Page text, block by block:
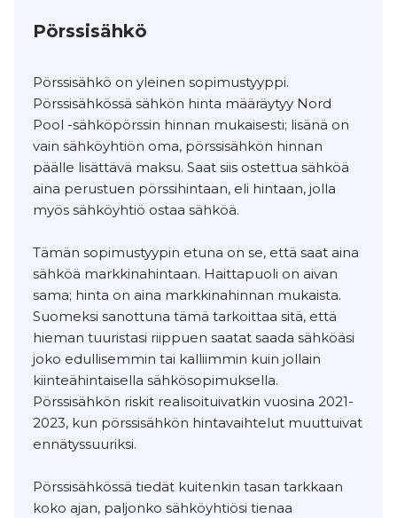
Pörssisähkö
Pörssisähkö on yleinen sopimustyyppi.
Pörssisähkössä sähkön hinta määräytyy Nord
Pool -sähköpörssin hinnan mukaisesti; lisänä on
vain sähköyhtiön oma, pörssisähkön hinnan
päälle lisättävä maksu. Saat siis ostettua sähköä
aina perustuen pörssihintaan, eli hintaan, jolla
myös sähköyhtiö ostaa sähköä.
Tämän sopimustyypin etuna on se, että saat aina
sähköä markkinahintaan. Haittapuoli on aivan
sama; hinta on aina markkinahinnan mukaista.
Suomeksi sanottuna tämä tarkoittaa sitä, että
hieman tuuristasi riippuen saatat saada sähköäsi
joko edullisemmin tai kalliimmin kuin jollain
kiinteähintaisella sähkösopimuksella.
Pörssisähkön riskit realisoituivatkin vuosina 2021-
2023, kun pörssisähkön hintavaihtelut muuttuivat
ennätyssuuriksi.
Pörssisähkössä tiedät kuitenkin tasan tarkkaan
koko ajan, paljonko sähköyhtiösi tienaa